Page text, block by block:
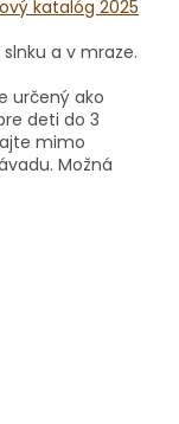
katalóg 2025
a v mraze.
určený ako
deti do 3
mimo
Možná